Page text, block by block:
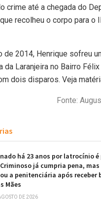
crime até a chegada do
recolheu o corpo para o
de 2014, Henrique sofreu
da Laranjeira no Bairro
dois disparos. Veja
Fonte:
há 23 anos por latrocínio é
já cumpria pena,
a penitenciária após receber
Mães
DE 2026